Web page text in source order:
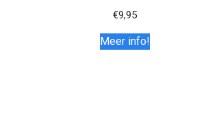
€9,95
Meer info!